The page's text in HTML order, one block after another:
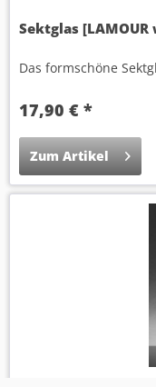
Sektglas
Das formschöne
17,90 € *
Zum Artikel